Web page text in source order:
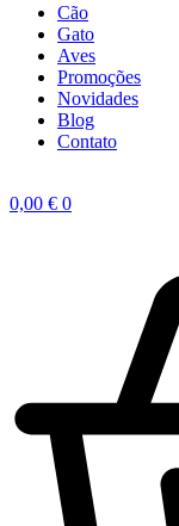
Cão
Gato
Aves
Promoções
Novidades
Blog
Contato
0,00 € 0